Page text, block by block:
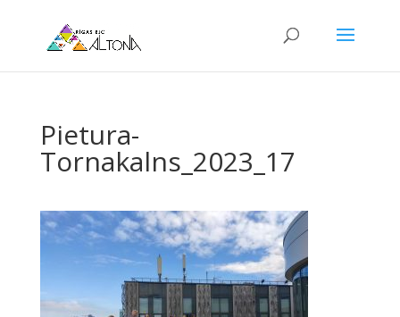
Pietura-
Tornakalns_2023_17